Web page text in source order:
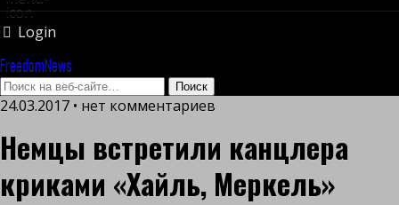
Login
FreedomNews
24.03.2017 • нет комментариев
Немцы встретили канцлера
криками «Хайль, Меркель»